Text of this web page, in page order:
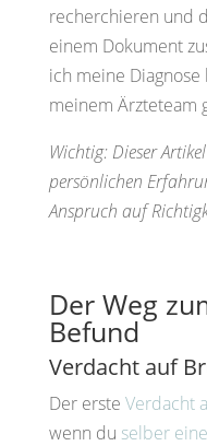
recherchieren und
einem Dokument
ich meine
meinem Ärzteteam
Wichtig: Dieser
persönlichen
Anspruch auf
Der Weg
Befund
Verdacht auf
Der erste Verdacht
wenn du selber